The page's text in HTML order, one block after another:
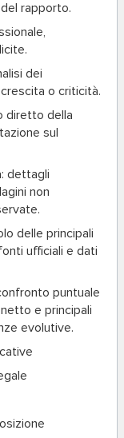
rapporto.
dei
o criticità.
diretto della
sul
: dettagli
non
delle principali
ufficiali e dati
puntuale
e principali
evolutive.